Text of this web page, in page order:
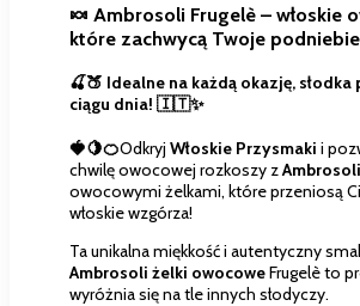
🍬 Ambrosoli Frugelè – włoskie
które zachwycą Twoje
🍒🍑 Idealne na każdą okazję, słodka
ciągu dnia! 🇮🇹✨
🍓🍋🍊Odkryj Włoskie Przysmaki i
chwilę owocowej rozkoszy z
owocowymi żelkami, które przeniosą
włoskie wzgórza!
Ta unikalna miękkość i autentyczny
Ambrosoli żelki owocoweFrugelè to
wyróżnia się na tle innych słodyczy.